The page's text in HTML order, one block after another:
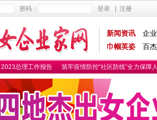
密码： 登录 注册
新闻资讯
企
巾帼英姿
百
2023总理工作报告 筑牢疫情防控“社区防线”全力保障